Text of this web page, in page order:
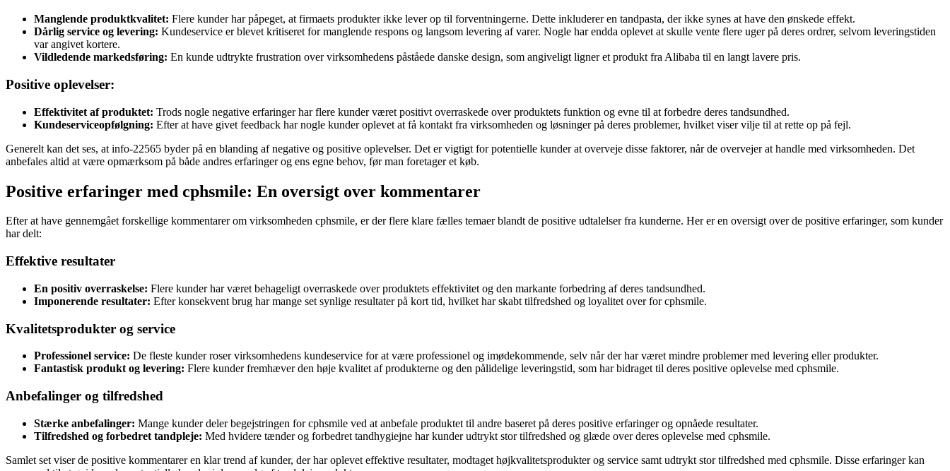
Manglende produktkvalitet: Flere kunder har påpeget, at firmaets produkter ikke lever op til forventningerne. Dette inkluderer en tandpasta, der ikke synes at have den ønskede effekt.
Dårlig service og levering: Kundeservice er blevet kritiseret for manglende respons og langsom levering af varer. Nogle har endda oplevet at skulle vente flere uger på deres ordrer, selvom leveringstiden
var angivet kortere.
Vildledende markedsføring: En kunde udtrykte frustration over virksomhedens påståede danske design, som angiveligt ligner et produkt fra Alibaba til en langt lavere pris.
Positive oplevelser:
Effektivitet af produktet: Trods nogle negative erfaringer har flere kunder været positivt overraskede over produktets funktion og evne til at forbedre deres tandsundhed.
Kundeserviceopfølgning: Efter at have givet feedback har nogle kunder oplevet at få kontakt fra virksomheden og løsninger på deres problemer, hvilket viser vilje til at rette op på fejl.
Generelt kan det ses, at info-22565 byder på en blanding af negative og positive oplevelser. Det er vigtigt for potentielle kunder at overveje disse faktorer, når de overvejer at handle med virksomheden. Det
anbefales altid at være opmærksom på både andres erfaringer og ens egne behov, før man foretager et køb.
Positive erfaringer med cphsmile: En oversigt over kommentarer
Efter at have gennemgået forskellige kommentarer om virksomheden cphsmile, er der flere klare fælles temaer blandt de positive udtalelser fra kunderne. Her er en oversigt over de positive erfaringer, som kunder
har delt:
Effektive resultater
En positiv overraskelse: Flere kunder har været behageligt overraskede over produktets effektivitet og den markante forbedring af deres tandsundhed.
Imponerende resultater: Efter konsekvent brug har mange set synlige resultater på kort tid, hvilket har skabt tilfredshed og loyalitet over for cphsmile.
Kvalitetsprodukter og service
Professionel service: De fleste kunder roser virksomhedens kundeservice for at være professionel og imødekommende, selv når der har været mindre problemer med levering eller produkter.
Fantastisk produkt og levering: Flere kunder fremhæver den høje kvalitet af produkterne og den pålidelige leveringstid, som har bidraget til deres positive oplevelse med cphsmile.
Anbefalinger og tilfredshed
Stærke anbefalinger: Mange kunder deler begejstringen for cphsmile ved at anbefale produktet til andre baseret på deres positive erfaringer og opnåede resultater.
Tilfredshed og forbedret tandpleje: Med hvidere tænder og forbedret tandhygiejne har kunder udtrykt stor tilfredshed og glæde over deres oplevelse med cphsmile.
Samlet set viser de positive kommentarer en klar trend af kunder, der har oplevet effektive resultater, modtaget højkvalitetsprodukter og service samt udtrykt stor tilfredshed med cphsmile. Disse erfaringer kan